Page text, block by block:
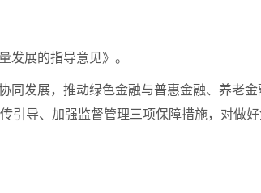
发展的指导意见》。
同发展，推动绿色金融与普惠金融、养老
引导、加强监督管理三项保障措施，对做